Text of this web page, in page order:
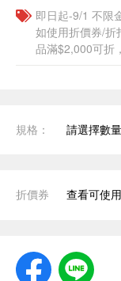
即日起-9/1 不限
如使用折價券/折
品滿$2,000可折
規格： 請選擇數
折價券 查看可使